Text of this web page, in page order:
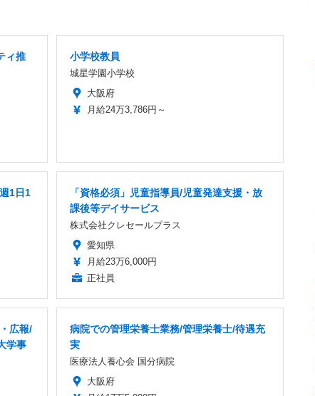
ィ推
小学校教員
城星学園小学校
大阪府
月給24万3,786円～
1日1
「資格必須」児童指導員/児童発達支援・放
課後等デイサービス
株式会社クレセールプラス
愛知県
月給23万6,000円
正社員
広報/
学事
病院での管理栄養士業務/管理栄養士/待遇充
実
医療法人養心会 国分病院
大阪府